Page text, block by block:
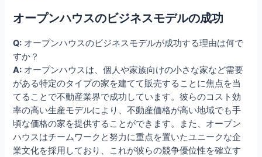
オープンハウスのビジネスモデルの成功
Q: オープンハウスのビジネスモデルが成功する理由は何で
すか？
A: オープンハウスは、個人や家族向けの小さな家など需要
がある特定のタイプの家を建てて販売することに焦点を当
てることで不動産業界で成功しています。彼らのコスト効
率の高い生産モデルにより、不動産価格が高い地域でも手
頃な価格の家を提供することができます。また、オープン
ハウスはチームワークと努力に重点を置いたユニークな企
業文化を採用しており、これが彼らの競争優位性を確立す